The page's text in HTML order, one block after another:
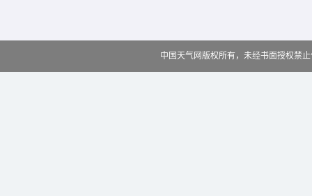
中国天气网版权所有，未经书面授权